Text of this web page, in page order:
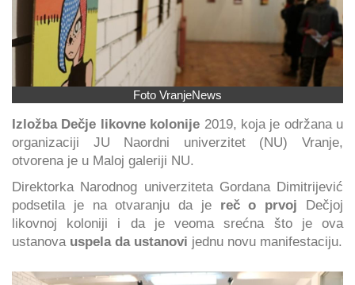
Foto VranjeNews
Izložba Dečje likovne kolonije 2019, koja je održana u
organizaciji JU Naordni univerzitet (NU) Vranje,
otvorena je u Maloj galeriji NU.
Direktorka Narodnog univerziteta Gordana Dimitrijević
podsetila je na otvaranju da je reč o prvoj
Dečjoj
likovnoj koloniji i da je veoma srećna što je ova
ustanova uspela da ustanovi jednu novu manifestaciju.